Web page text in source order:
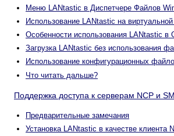
Меню LANtastic в Диспетчере Файлов
Использование LANtastic на
Особенности использования LANtastic в
Загрузка LANtastic без использования
Использование конфигурационных
Что читать дальше?
Поддержка доступа к серверам NCP и
Предварительные замечания
Установка LANtastic в качестве клиента